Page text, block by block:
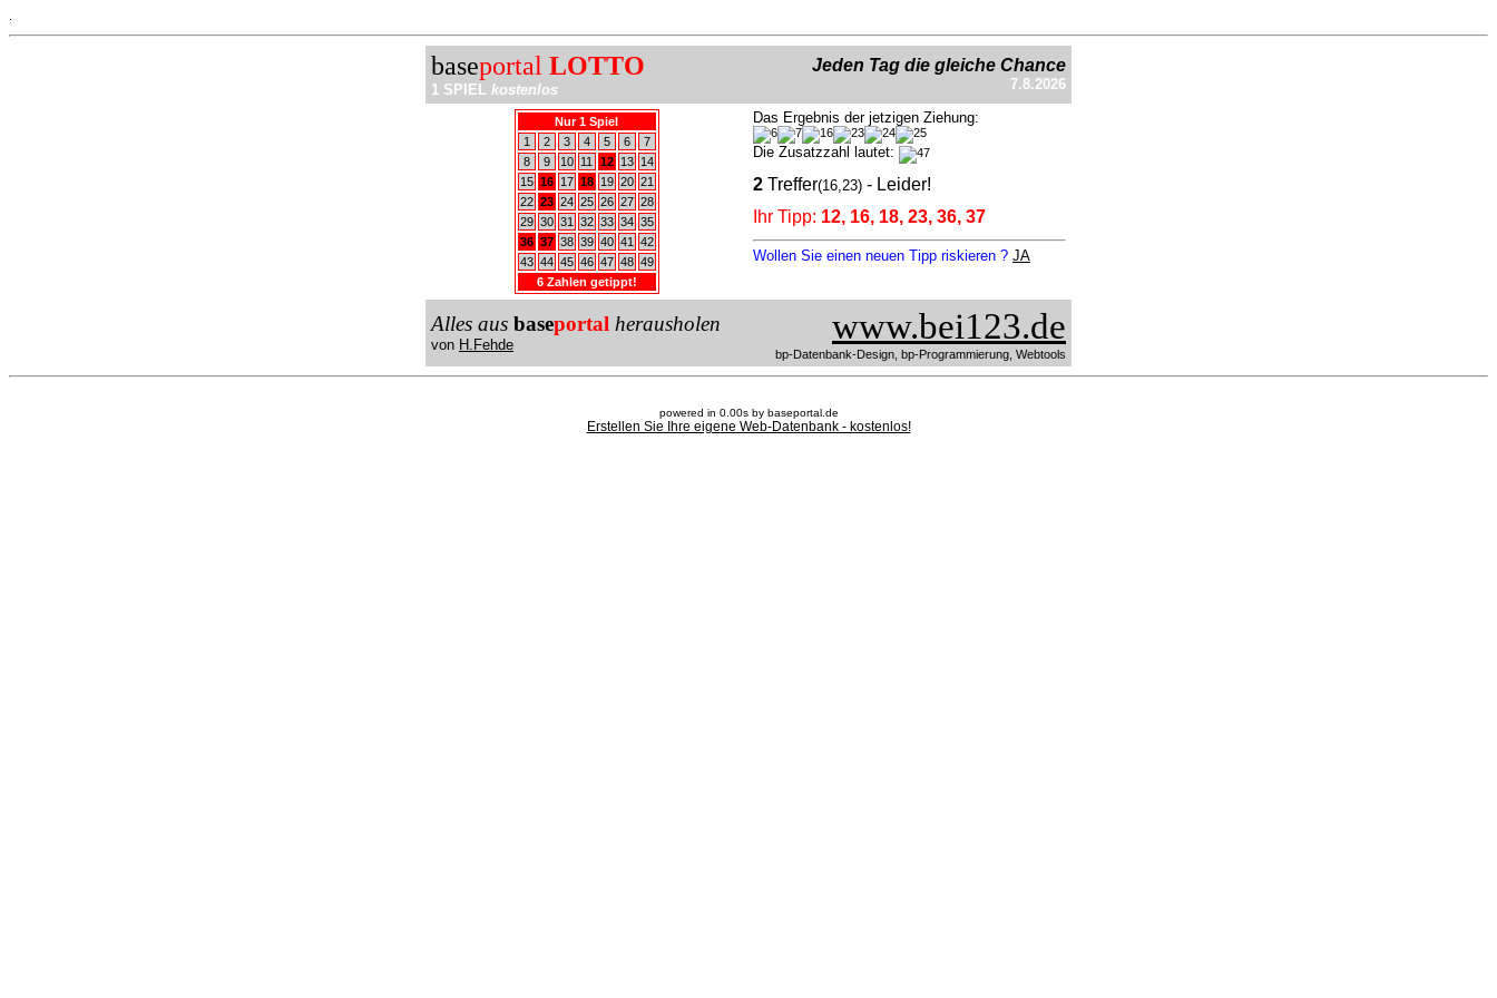
baseportal LOTTO
1 SPIEL kostenlos
Jeden Tag die gleiche Chance
7.8.2026
Nur 1 Spiel
1
2 3 4 5 6
7
8
9 10 11 12 13
14
15 16 17 18 19 20 21
22 23 24 25 26 27 28
29 30 31 32 33 34 35
36 37 38 39 40 41
42
43 44 45 46 47 48 49
6 Zahlen getippt!
Das Ergebnis der jetzigen Ziehung:
Die Zusatzzahl lautet:
2 Treffer(16,23) - Leider!
Ihr Tipp: 12, 16, 18, 23, 36, 37
Wollen Sie einen neuen Tipp riskieren ? JA
Alles aus baseportal herausholen
von H.Fehde www.bei123.de
bp-Datenbank-Design, bp-Programmierung, Webtools
powered in 0.00s by baseportal.de
Erstellen Sie Ihre eigene Web-Datenbank - kostenlos!